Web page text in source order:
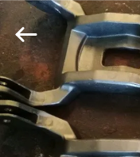
HAUS
PRODUKTE
&
Forging
Factory.
Rights
Reserved.
Developed
by
ECER